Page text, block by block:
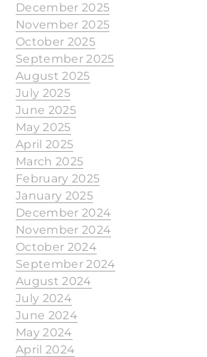
December 2025
November 2025
October 2025
September 2025
August 2025
July 2025
June 2025
May 2025
April 2025
March 2025
February 2025
January 2025
December 2024
November 2024
October 2024
September 2024
August 2024
July 2024
June 2024
May 2024
April 2024